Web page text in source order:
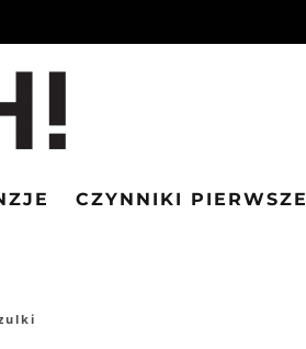
CZYNNIKI PIERWSZE